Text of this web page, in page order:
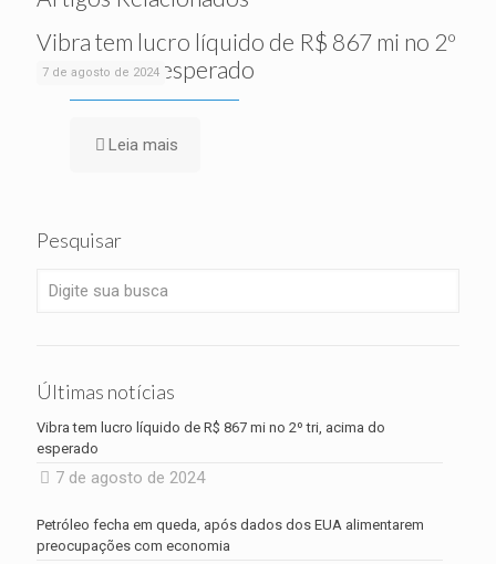
7 de agosto de 2024
Vibra tem lucro líquido de R$ 867 mi no 2º
tri, acima do esperado
Leia mais
Pesquisar
Últimas notícias
Vibra tem lucro líquido de R$ 867 mi no 2º tri, acima do
esperado
7 de agosto de 2024
Petróleo fecha em queda, após dados dos EUA alimentarem
preocupações com economia